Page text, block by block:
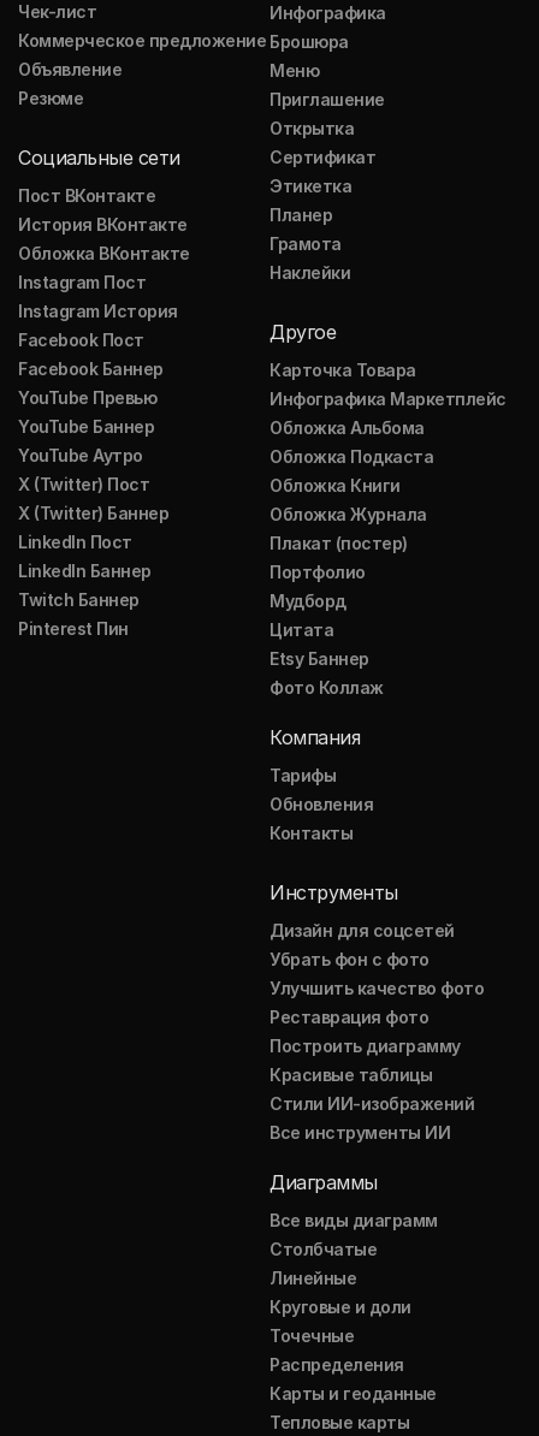
Чек-лист
Коммерческое предложение
Объявление
Резюме
Социальные сети
Пост ВКонтакте
История ВКонтакте
Обложка ВКонтакте
Instagram Пост
Instagram История
Facebook Пост
Facebook Баннер
YouTube Превью
YouTube Баннер
YouTube Аутро
X (Twitter) Пост
X (Twitter) Баннер
LinkedIn Пост
LinkedIn Баннер
Twitch Баннер
Pinterest Пин
Инфографика
Брошюра
Меню
Приглашение
Открытка
Сертификат
Этикетка
Планер
Грамота
Наклейки
Другое
Карточка Товара
Инфографика Маркетплейс
Обложка Альбома
Обложка Подкаста
Обложка Книги
Обложка Журнала
Плакат (постер)
Портфолио
Мудборд
Цитата
Etsy Баннер
Фото Коллаж
Компания
Тарифы
Обновления
Контакты
Инструменты
Дизайн для соцсетей
Убрать фон с фото
Улучшить качество фото
Реставрация фото
Построить диаграмму
Красивые таблицы
Стили ИИ-изображений
Все инструменты ИИ
Диаграммы
Все виды диаграмм
Столбчатые
Линейные
Круговые и доли
Точечные
Распределения
Карты и геоданные
Тепловые карты